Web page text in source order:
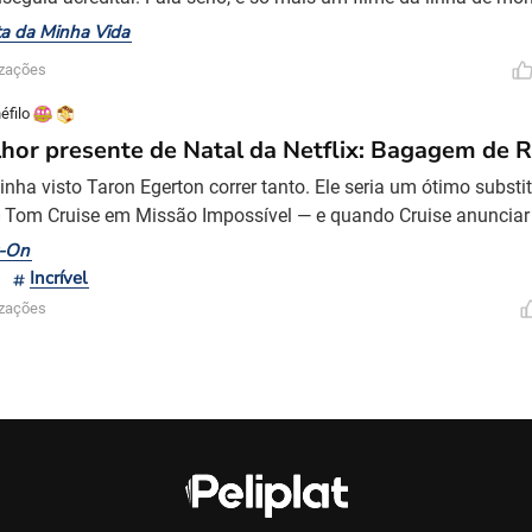
A premissa é aparentemente simples: Alex perde a
só uma lista. Uma lista de coisas que Alex queria f
da Minha Vida
presente de Natal da Netflix: Bagagem de
visto Taron Egerton correr tanto. Ele seria um ótimo
Tom Cruise em Missão Impossível — e quando Cruise
acredite. Ou, talvez, a inteligência de Ethan Kopek,
de Natal da Netflix, o coloque no radar para ser o novo James
deixou o papel que interpretou por
On
Incrível